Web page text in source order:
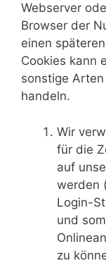
Webserver
Browser der
einen
Cookies kann
sonstige
handeln.
Wir
für die
auf
werden
Login-
und
zu